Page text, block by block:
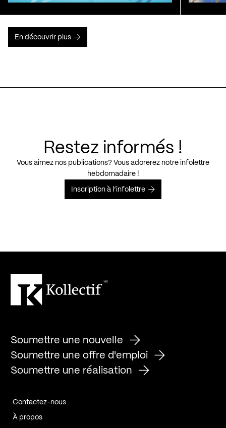
En découvrir plus
Restez informés !
Vous aimez nos publications? Vous adorerez notre infolettre
hebdomadaire !
Inscription à l’infolettre
Soumettre une nouvelle
Soumettre une offre d'emploi
Soumettre une réalisation
Contactez-nous
À propos